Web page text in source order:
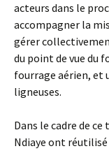
acteurs dans le
accompagner la
gérer
du point de vue du
fourrage aérien, et
ligneuses.
Dans le cadre de
Ndiaye ont réutilisé